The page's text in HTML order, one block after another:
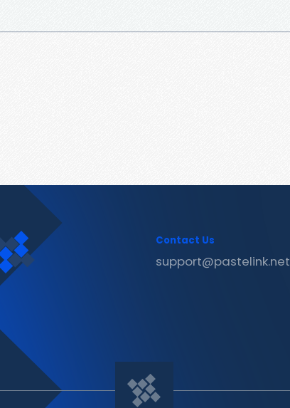
Contact Us
support@pastelink.net